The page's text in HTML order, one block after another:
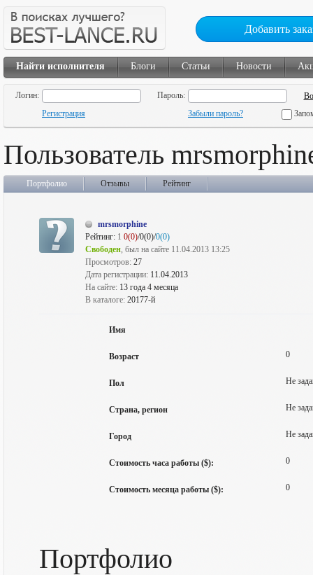
Добавить
Найти исполнителя Блоги Статьи Новости
Логин:
Пароль:
Регистрация
Забыли пароль?
Пользователь
Портфолио Отзывы Рейтинг
mrsmorphine
Рейтинг: 1 0(0)/0(0)/0(0)
Свободен, был на сайте 11.04.2013 13:25
Просмотров: 27
Дата регистрации: 11.04.2013
На сайте: 13 года 4 месяца
В каталоге: 20177-й
Имя
Возраст 0
Пол Не
Страна, регион Не
Город Не
Стоимость часа работы ($): 0
Стоимость месяца работы ($): 0
Портфолио